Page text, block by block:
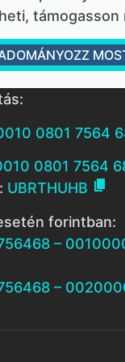
támogasson
0801 7564
0801 7564
UBRTHUHB 
forintban:
–
–